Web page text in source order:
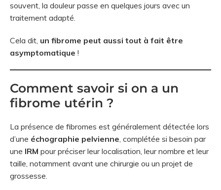
souvent, la douleur passe en quelques jours avec un
traitement adapté.
Cela dit, un fibrome peut aussi tout à fait être
asymptomatique !
Comment savoir si on a un
fibrome utérin ?
La présence de fibromes est généralement détectée lors
d’une échographie pelvienne , complétée si besoin par
une IRM pour préciser leur localisation, leur nombre et leur
taille, notamment avant une chirurgie ou un projet de
grossesse.